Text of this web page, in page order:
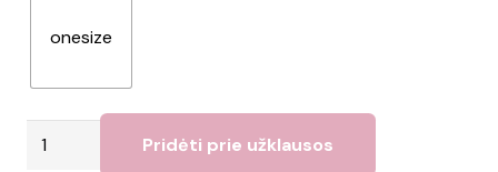
onesize
produkto
Pridėti prie užklausos